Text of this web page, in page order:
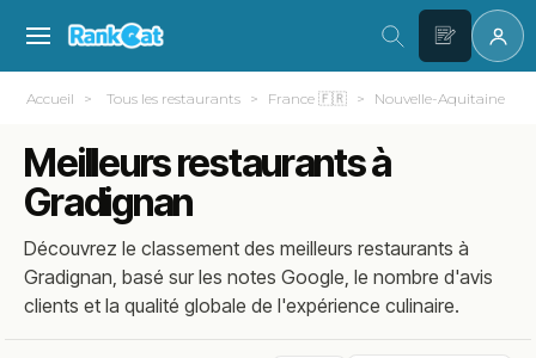
Accueil Tous les restaurants France 🇫🇷 Nouvelle-Aquitaine
Meilleurs restaurants à
Gradignan
Découvrez le classement des meilleurs restaurants à
Gradignan, basé sur les notes Google, le nombre d'avis
clients et la qualité globale de l'expérience culinaire.